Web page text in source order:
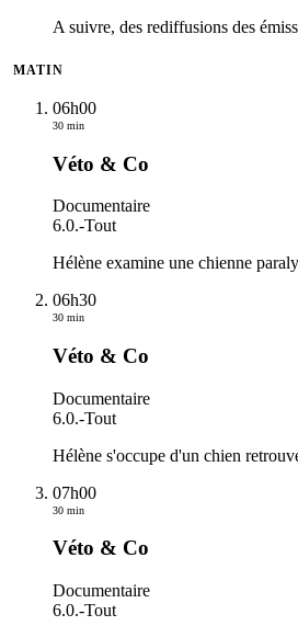
A suivre, des rediffusions des
MATIN
06h00
30 min
Véto & Co
Documentaire
6.0.-Tout
Hélène examine une chienne
06h30
30 min
Véto & Co
Documentaire
6.0.-Tout
Hélène s'occupe d'un chien
07h00
30 min
Véto & Co
Documentaire
6.0.-Tout